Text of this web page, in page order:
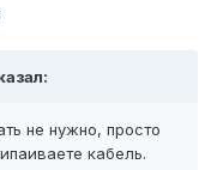
не нужно, просто
кабель.